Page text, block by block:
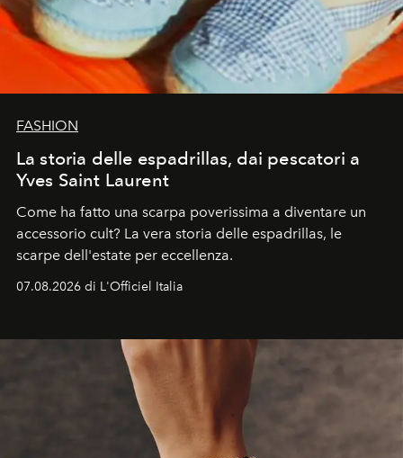
FASHION
La storia delle espadrillas, dai pescatori a
Yves Saint Laurent
Come ha fatto una scarpa poverissima a diventare un
accessorio cult? La vera storia delle espadrillas, le
scarpe dell'estate per eccellenza.
07.08.2026 di L'Officiel Italia